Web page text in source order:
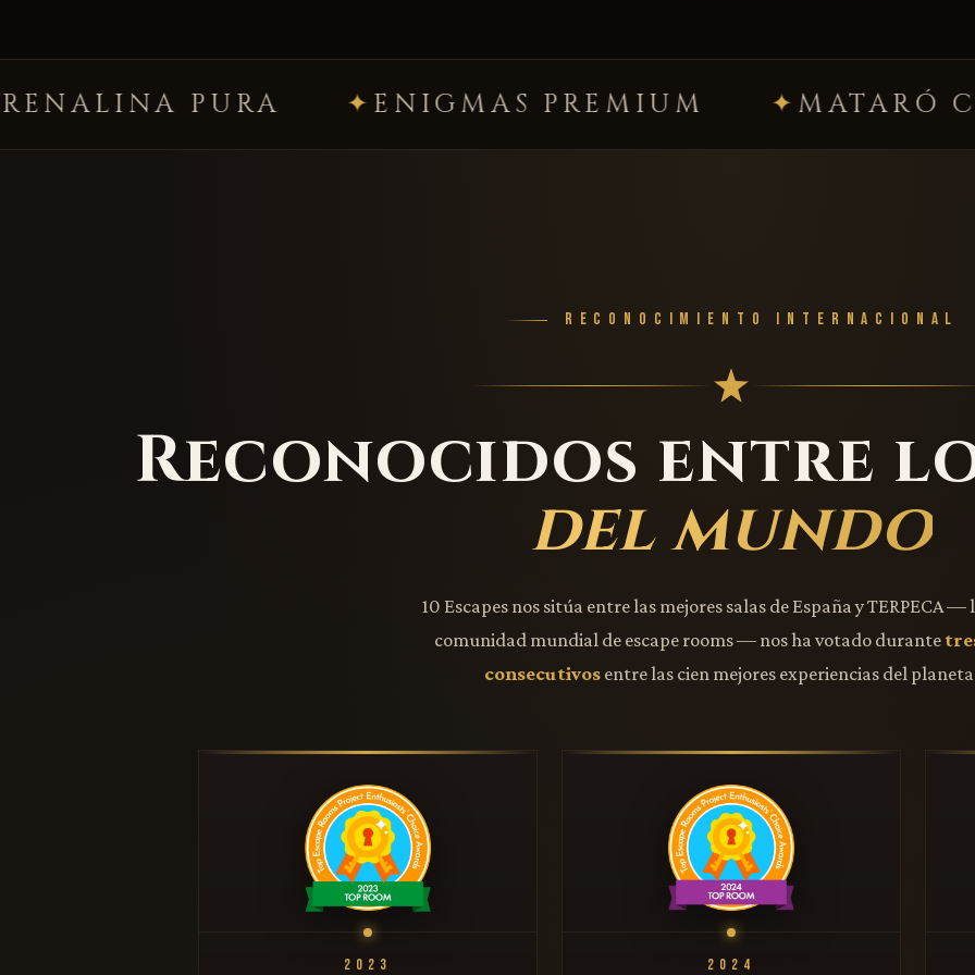
ENIGMAS PREMIUM MATARÓ CENTRO
RECONOCIMIENTO INTERNACIONAL
Reconocidos entre
del mundo
10 Escapes nos sitúa entre las mejores salas de España y TERPECA —
comunidad mundial de escape rooms — nos ha votado durante
consecutivos entre las cien mejores experiencias del
2023 2024